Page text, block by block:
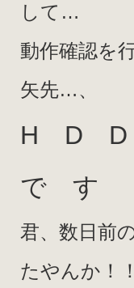
して…
動作確認を
矢先…、
H D
で す
君、数日前
たやんか！